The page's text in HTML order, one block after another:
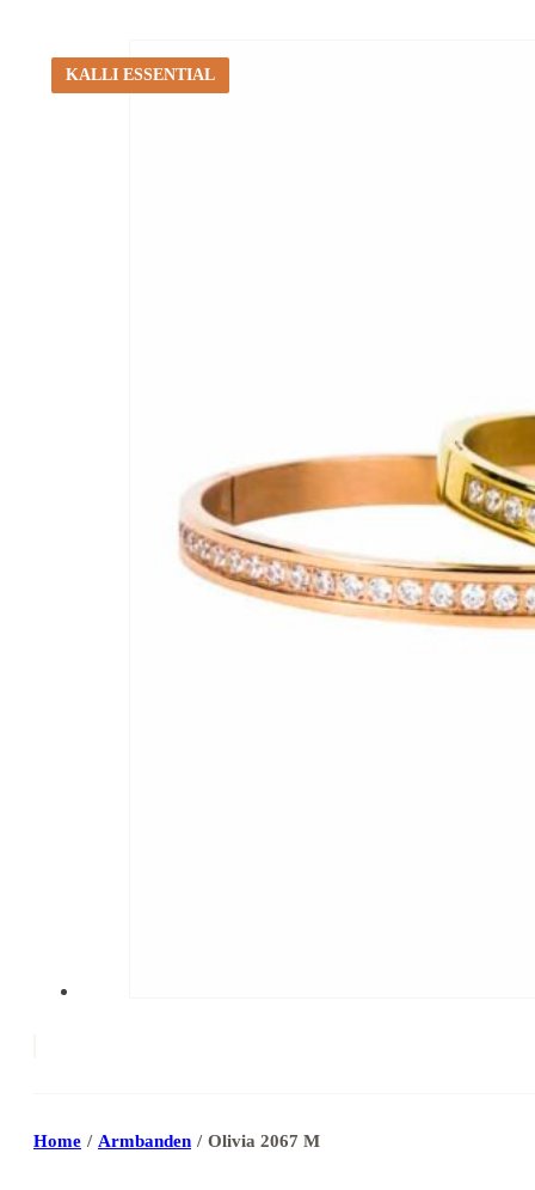
KALLI ESSENTIAL
Home / Armbanden / Olivia 2067 M